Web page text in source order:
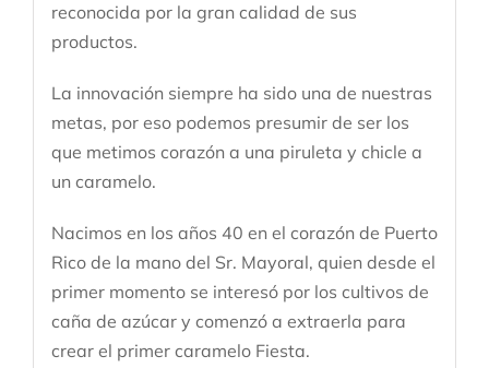
reconocida por la gran calidad de sus
productos.
La innovación siempre ha sido una de nuestras
metas, por eso podemos presumir de ser los
que metimos corazón a una piruleta y chicle a
un caramelo.
Nacimos en los años 40 en el corazón de Puerto
Rico de la mano del Sr. Mayoral, quien desde el
primer momento se interesó por los cultivos de
caña de azúcar y comenzó a extraerla para
crear el primer caramelo Fiesta.